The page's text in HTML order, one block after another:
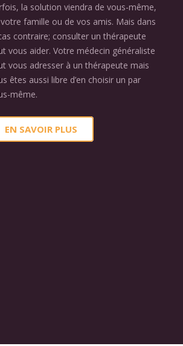
la solution viendra de vous-même,
famille ou de vos amis. Mais dans
contraire; consulter un thérapeute
vous aider. Votre médecin généraliste
vous adresser à un thérapeute mais
êtes aussi libre d’en choisir un par
même.
EN SAVOIR PLUS